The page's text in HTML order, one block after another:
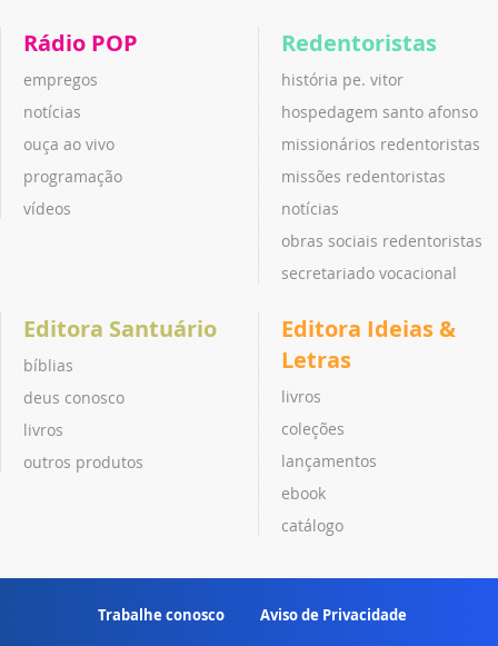
Rádio POP
empregos
notícias
ouça ao vivo
programação
vídeos
Redentoristas
história pe. vitor
hospedagem santo afonso
missionários redentoristas
missões redentoristas
notícias
obras sociais redentoristas
secretariado vocacional
Editora Santuário
bíblias
deus conosco
livros
outros produtos
Editora Ideias &
Letras
livros
coleções
lançamentos
ebook
catálogo
Trabalhe conosco Aviso de Privacidade